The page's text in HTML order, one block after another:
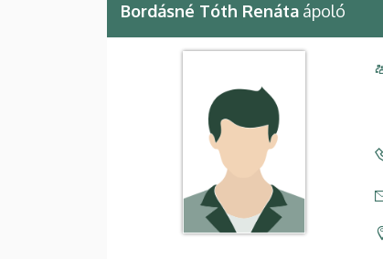
Bordásné Tóth Renáta ápoló